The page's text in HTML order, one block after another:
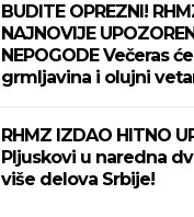
BUDITE OPREZNI!
NAJNOVIJE
NEPOGODE Večeras
grmljavina i olujni
RHMZ IZDAO HITNO
Pljuskovi u naredna
više delova Srbije!